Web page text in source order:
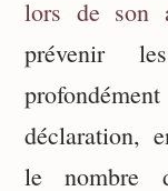
lors de son
prévenir
déclaration,
le nombre